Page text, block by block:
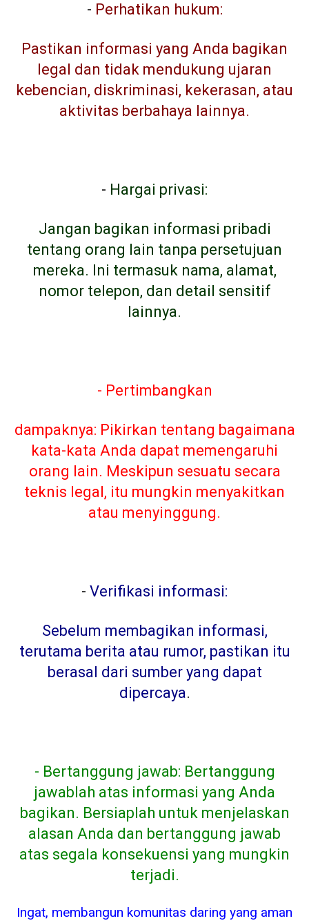
- Perhatikan hukum:
Pastikan informasi yang Anda bagikan
legal dan tidak mendukung ujaran
kebencian, diskriminasi, kekerasan, atau
aktivitas berbahaya lainnya.
- Hargai privasi:
Jangan bagikan informasi pribadi
tentang orang lain tanpa persetujuan
mereka. Ini termasuk nama, alamat,
nomor telepon, dan detail sensitif
lainnya.
- Pertimbangkan
dampaknya: Pikirkan tentang bagaimana
kata-kata Anda dapat memengaruhi
orang lain. Meskipun sesuatu secara
teknis legal, itu mungkin menyakitkan
atau menyinggung.
- Verifikasi informasi:
Sebelum membagikan informasi,
terutama berita atau rumor, pastikan itu
berasal dari sumber yang dapat
dipercaya.
- Bertanggung jawab: Bertanggung
jawablah atas informasi yang Anda
bagikan. Bersiaplah untuk menjelaskan
alasan Anda dan bertanggung jawab
atas segala konsekuensi yang mungkin
terjadi.
Ingat, membangun komunitas daring yang aman